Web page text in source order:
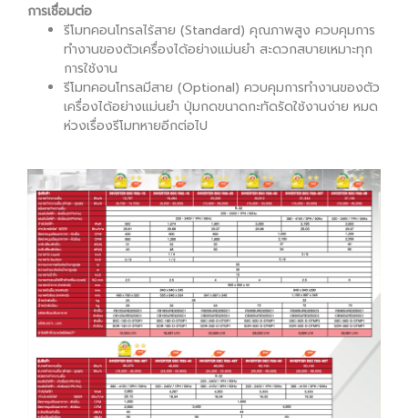
การเชื่อมต่อ
รีโมทคอนโทรลไร้สาย (Standard) คุณภาพสูง ควบคุมการ
ทำงานของตัวเครื่องได้อย่างแม่นยำ สะดวกสบายเหมาะทุก
การใช้งาน
รีโมทคอนโทรลมีสาย (Optional) ควบคุมการทำงานของตัว
เครื่องได้อย่างแม่นยำ ปุ่มกดขนาดกะทัดรัดใช้งานง่าย หมด
ห่วงเรื่องรีโมทหายอีกต่อไป